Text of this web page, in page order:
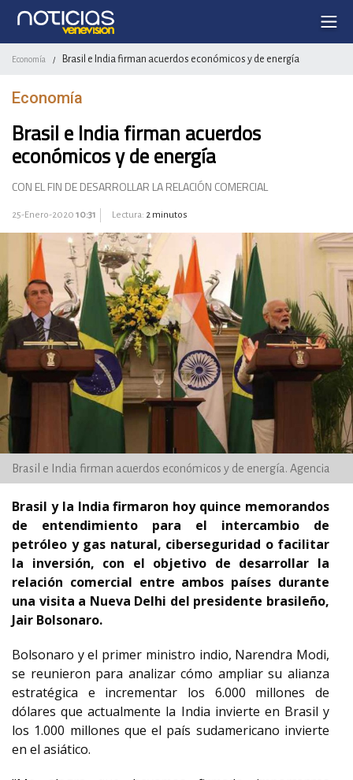
Economía / Brasil e India firman acuerdos económicos y de energía
Economía
Brasil e India firman acuerdos
económicos y de energía
CON EL FIN DE DESARROLLAR LA RELACIÓN COMERCIAL
25-Enero-2020 10:31 Lectura: 2 minutos
Brasil e India firman acuerdos económicos y de energía. Agencia
Brasil y la India firmaron hoy quince memorandos
de entendimiento para el intercambio de
petróleo y gas natural, ciberseguridad o facilitar
la inversión, con el objetivo de desarrollar la
relación comercial entre ambos países durante
una visita a Nueva Delhi del presidente brasileño,
Jair Bolsonaro.
Bolsonaro y el primer ministro indio, Narendra Modi,
se reunieron para analizar cómo ampliar su alianza
estratégica e incrementar los 6.000 millones de
dólares que actualmente la India invierte en Brasil y
los 1.000 millones que el país sudamericano invierte
en el asiático.